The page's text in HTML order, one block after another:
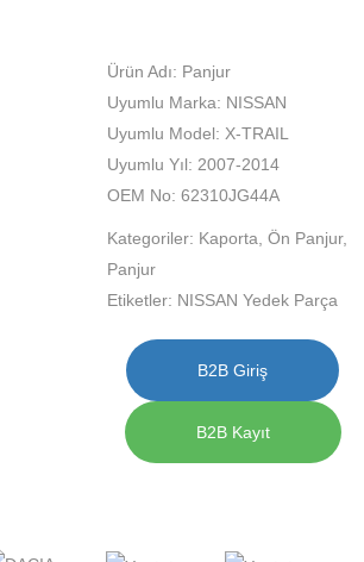
Ürün Adı: Panjur
Uyumlu Marka: NISSAN
Uyumlu Model: X-TRAIL
Uyumlu Yıl: 2007-2014
OEM No: 62310JG44A
Kategoriler: Kaporta, Ön Panjur,
Panjur
Etiketler: NISSAN Yedek Parça
B2B Giriş
B2B Kayıt